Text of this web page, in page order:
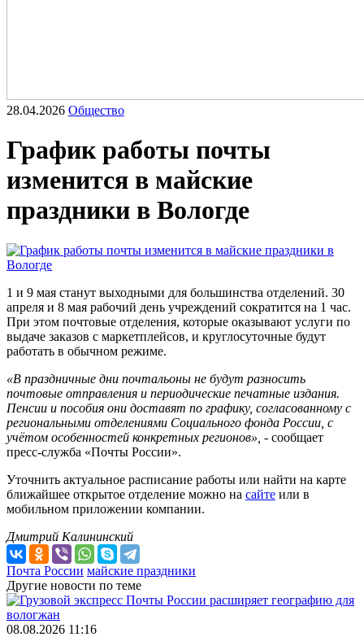
28.04.2026 Общество
График работы почты
изменится в майские
праздники в Вологде
1 и 9 мая станут выходными для большинства отделений. 30
апреля и 8 мая рабочий день учреждений сократится на 1 час.
При этом почтовые отделения, которые оказывают услуги по
выдаче заказов с маркетплейсов, и круглосуточные будут
работать в обычном режиме.
«В праздничные дни почтальоны не будут разносить
почтовые отправления и периодические печатные издания.
Пенсии и пособия они доставят по графику, согласованному с
региональными отделениями Социального фонда России, с
учётом особенностей конкретных регионов», - сообщает
пресс-служба «Почты России».
Уточнить актуальное расписание работы или найти на карте
ближайшее открытое отделение можно на сайте или в
мобильном приложении компании.
Дмитрий Калининский
Почта России майские праздники
Другие новости по теме
08.08.2026 11:16